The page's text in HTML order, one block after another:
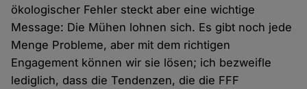
ökologischer Fehler steckt aber eine wichtige
Message: Die Mühen lohnen sich. Es gibt noch jede
Menge Probleme, aber mit dem richtigen
Engagement können wir sie lösen; ich bezweifle
lediglich, dass die Tendenzen, die die FFF